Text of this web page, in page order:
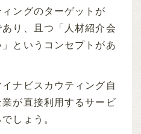
ングのターゲットが
あり、且つ「人材紹介会
というコンセプトがあ
ナビスカウティング自
が直接利用するサービ
しょう。